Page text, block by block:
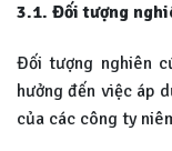
3.1. Đối tượng
Đối tượng nghiên
hưởng đến việc áp
của các công ty